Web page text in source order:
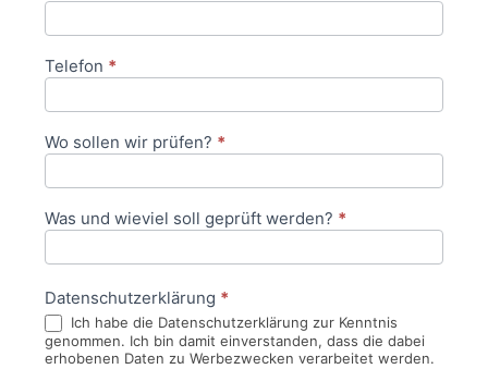
Telefon *
Wo sollen wir prüfen? *
Was und wieviel soll geprüft werden? *
Datenschutzerklärung *
Ich habe die Datenschutzerklärung zur Kenntnis
genommen. Ich bin damit einverstanden, dass die dabei
erhobenen Daten zu Werbezwecken verarbeitet werden.